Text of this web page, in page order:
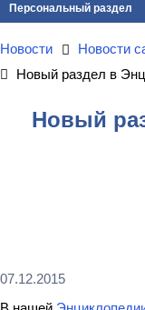
Персональный раздел
Новости
Новости
Новый раздел в
Новый
07.12.2015